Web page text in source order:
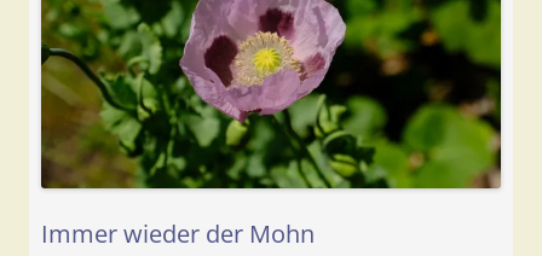
Immer wieder der Mohn